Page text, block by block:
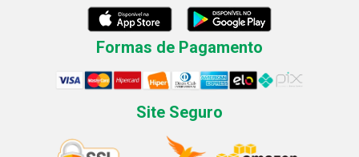
Formas de Pagamento
Site Seguro